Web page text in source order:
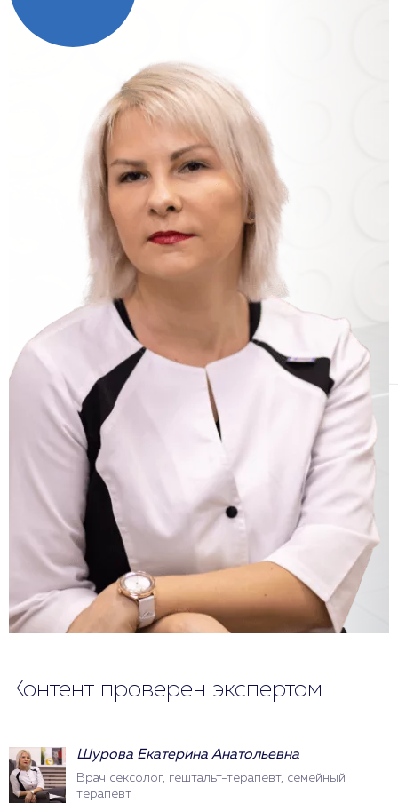
Контент проверен экспертом
Шурова Екатерина Анатольевна
Врач сексолог, гештальт-терапевт, семейный
терапевт